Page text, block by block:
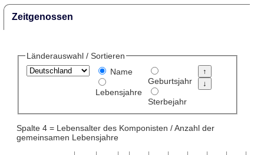
Zeitgenossen
Länderauswahl / Sortieren
Name
Lebensjahre
Geburtsjahr
Sterbejahr
Spalte 4 = Lebensalter des Komponisten / Anzahl der
gemeinsamen Lebensjahre